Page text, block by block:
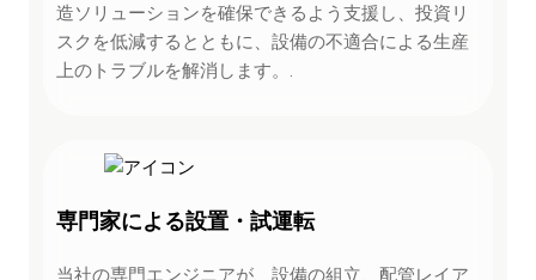
造ソリューションを確保できるよう支援し、投資リ
スクを低減するとともに、設備の不適合による生産
上のトラブルを解消します。.
専門家による設置・試運転
当社の専門エンジニアが、設備の組立、配管レイア